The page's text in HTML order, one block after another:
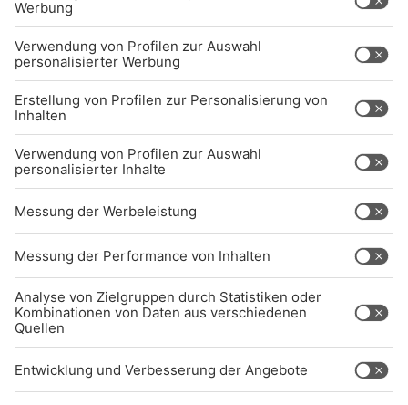
Über uns
BARRIEREFREIHEIT: WIR ARBEITEN DERZEIT
AKTIV DARAN, UNSERE WEBSITE
BARRIEREFREI ZU GESTALTEN - GEMÄSS D
EN ANFORDERUNGEN DES B
ARRIEREFREIHEITSSTÄRKUNGSGESETZES. W
ENN SIE AUF BARRIEREN STOSSEN ODER UN
NTAKTIEREN SIE UNS GERNE.
Studio-Hotline
(089) 38 38 38 38
info@radiogong.de